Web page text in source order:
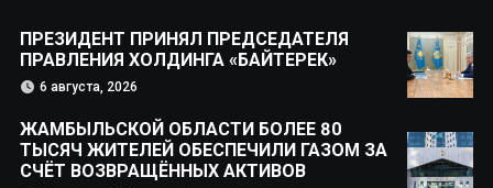
ПРЕЗИДЕНТ ПРИНЯЛ ПРЕДСЕДАТЕЛЯ
ПРАВЛЕНИЯ ХОЛДИНГА «БАЙТЕРЕК»
6 августа, 2026
ЖАМБЫЛЬСКОЙ ОБЛАСТИ БОЛЕЕ 80
ТЫСЯЧ ЖИТЕЛЕЙ ОБЕСПЕЧИЛИ ГАЗОМ ЗА
СЧЁТ ВОЗВРАЩЁННЫХ АКТИВОВ